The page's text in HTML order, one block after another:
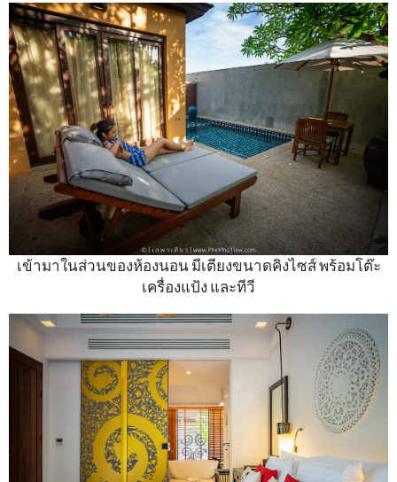
เข้ามาในส่วนของห้องนอน มีเตียงขนาดคิงไซส์ พร้อมโต๊ะ
เครื่องแป้ง และทีวี